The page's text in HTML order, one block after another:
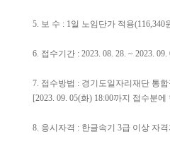
5. 보 수 : 1일 노임단가 적용
6. 접수기간 : 2023. 08. 28. ~ 2023. 09.
7. 접수방법 : 경기도일자리재단 통합
[2023. 09. 05(화) 18:00까지 접수분에
8. 응시자격 : 한글속기 3급 이상 자